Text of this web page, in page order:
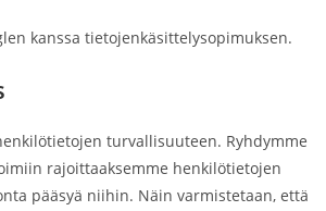
kanssa tietojenkäsittelysopimuksen.
turvallisuuteen. Ryhdymme
rajoittaaksemme henkilötietojen
pääsyä niihin. Näin varmistetaan, että